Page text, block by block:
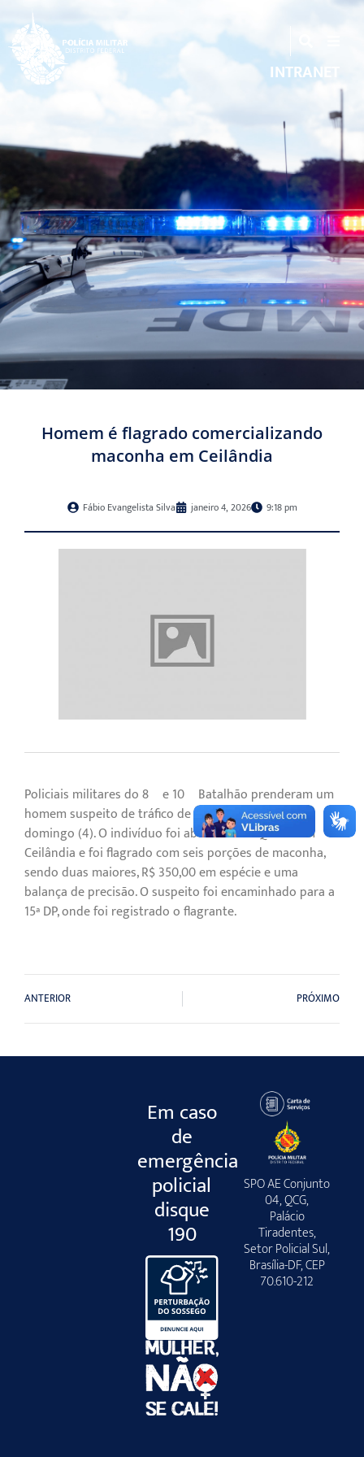
INTRANET
Homem é flagrado comercializando
maconha em Ceilândia
Fábio Evangelista Silva janeiro 4, 2026 9:18 pm
Policiais militares do 8º e 10º Batalhão prenderam um
homem suspeito de tráfico de drogas, às 20h deste
domingo (4). O indivíduo foi abordado na QNN 7 em
Ceilândia e foi flagrado com seis porções de maconha,
sendo duas maiores, R$ 350,00 em espécie e uma
balança de precisão. O suspeito foi encaminhado para a
15ª DP, onde foi registrado o flagrante.
ANTERIOR PRÓXIMO
Em caso
de
emergência
policial
disque
190
SPO AE Conjunto
04, QCG,
Palácio
Tiradentes,
Setor Policial Sul,
Brasília-DF, CEP
70.610-212